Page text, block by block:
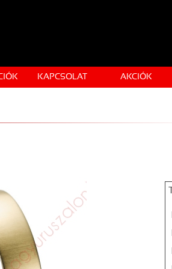
KAPCSOLAT AKCIÓK